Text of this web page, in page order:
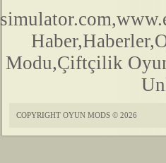
Modu,Çiftçilik
COPYRIGHT OYUN MODS © 2026